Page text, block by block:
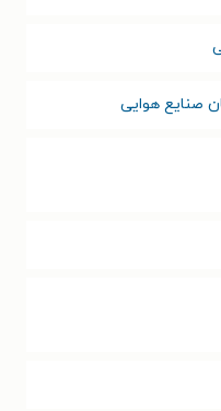
صنایع هوایی